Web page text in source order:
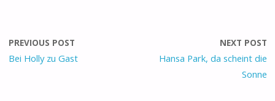
PREVIOUS POST
Bei Holly zu Gast
NEXT POST
Hansa Park, da scheint die
Sonne